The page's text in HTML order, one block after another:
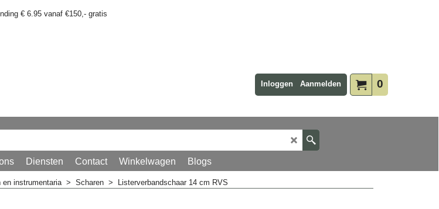
€ 6.95 vanaf €150,- gratis
0
Inloggen Aanmelden
Diensten Contact Winkelwagen Blogs
en instrumentaria> Scharen > Listerverbandschaar 14 cm RVS